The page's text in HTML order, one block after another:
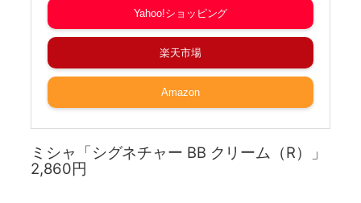
Yahoo!ショッピング
楽天市場
Amazon
ミシャ「シグネチャー BB クリーム（R）」
2,860円